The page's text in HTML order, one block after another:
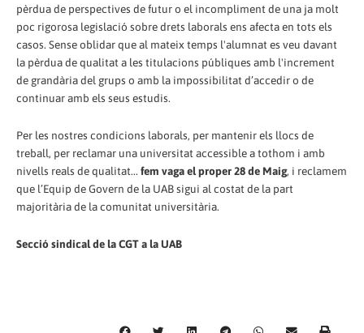
pèrdua de perspectives de futur o el incompliment de una ja molt
poc rigorosa legislació sobre drets laborals ens afecta en tots els
casos. Sense oblidar que al mateix temps l'alumnat es veu davant
la pèrdua de qualitat a les titulacions públiques amb l'increment
de grandària del grups o amb la impossibilitat d’accedir o de
continuar amb els seus estudis.
Per les nostres condicions laborals, per mantenir els llocs de
treball, per reclamar una universitat accessible a tothom i amb
nivells reals de qualitat... fem vaga el proper 28 de Maig, i reclamem
que l’Equip de Govern de la UAB sigui al costat de la part
majoritària de la comunitat universitària.
Secció sindical de la CGT a la UAB